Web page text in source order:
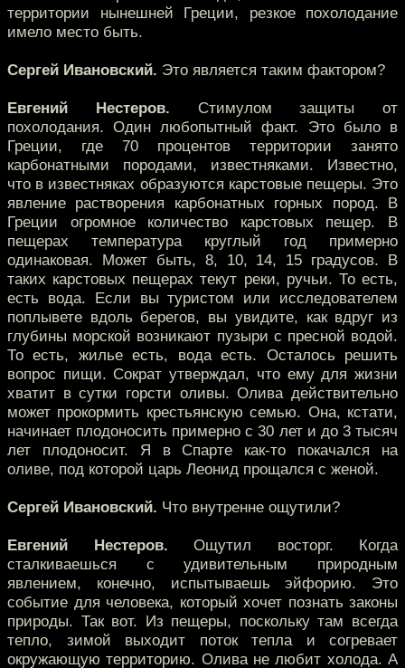
территории нынешней Греции, резкое похолодание
имело место быть.
Сергей Ивановский. Это является таким фактором?
Евгений Нестеров. Стимулом защиты от
похолодания. Один любопытный факт. Это было в
Греции, где 70 процентов территории занято
карбонатными породами, известняками. Известно,
что в известняках образуются карстовые пещеры. Это
явление растворения карбонатных горных пород. В
Греции огромное количество карстовых пещер. В
пещерах температура круглый год примерно
одинаковая. Может быть, 8, 10, 14, 15 градусов. В
таких карстовых пещерах текут реки, ручьи. То есть,
есть вода. Если вы туристом или исследователем
поплывете вдоль берегов, вы увидите, как вдруг из
глубины морской возникают пузыри с пресной водой.
То есть, жилье есть, вода есть. Осталось решить
вопрос пищи. Сократ утверждал, что ему для жизни
хватит в сутки горсти оливы. Олива действительно
может прокормить крестьянскую семью. Она, кстати,
начинает плодоносить примерно с 30 лет и до 3 тысяч
лет плодоносит. Я в Спарте как-то покачался на
оливе, под которой царь Леонид прощался с женой.
Сергей Ивановский. Что внутренне ощутили?
Евгений Нестеров. Ощутил восторг. Когда
сталкиваешься с удивительным природным
явлением, конечно, испытываешь эйфорию. Это
событие для человека, который хочет познать законы
природы. Так вот. Из пещеры, поскольку там всегда
тепло, зимой выходит поток тепла и согревает
окружающую территорию. Олива не любит холода. А